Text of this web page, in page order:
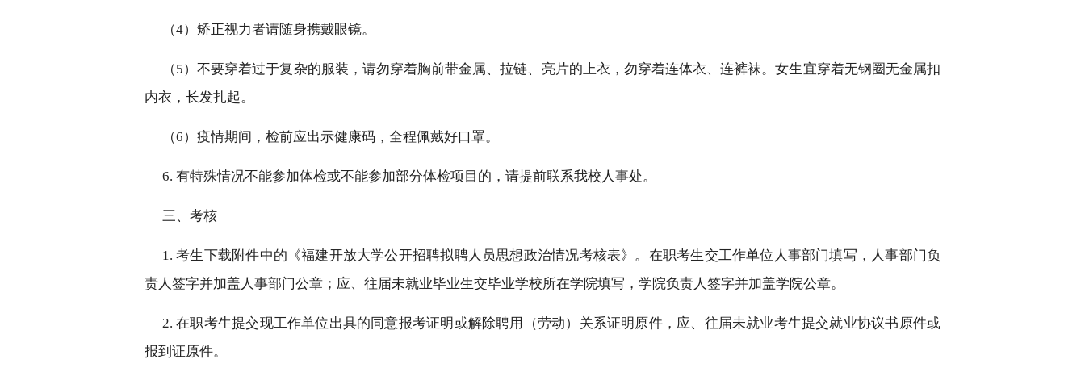
（4）矫正视力者请随身携戴眼镜。
（5）不要穿着过于复杂的服装，请勿穿着胸前带金属、拉链、亮片的上衣，勿穿着连体衣、连裤袜。女生宜穿着无钢圈无金属扣
内衣，长发扎起。
（6）疫情期间，检前应出示健康码，全程佩戴好口罩。
6. 有特殊情况不能参加体检或不能参加部分体检项目的，请提前联系我校人事处。
三、考核
1. 考生下载附件中的《福建开放大学公开招聘拟聘人员思想政治情况考核表》。在职考生交工作单位人事部门填写 ， 人事部门负
责人签字并加盖人事部门公章；应、往届未就业毕业生交毕业学校所在学院填写，学院负责人签字并加盖学院公章。
2. 在职考生提交现工作单位出具的同意报考证明或解除聘用（劳动） 关系证明原件，应、往届未就业考生提交就业协议书原件或
报到证原件。